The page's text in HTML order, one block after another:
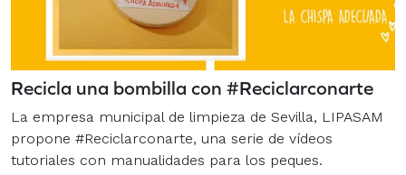
Recicla una bombilla con #Reciclarconarte
La empresa municipal de limpieza de Sevilla, LIPASAM
propone #Reciclarconarte, una serie de vídeos
tutoriales con manualidades para los peques.